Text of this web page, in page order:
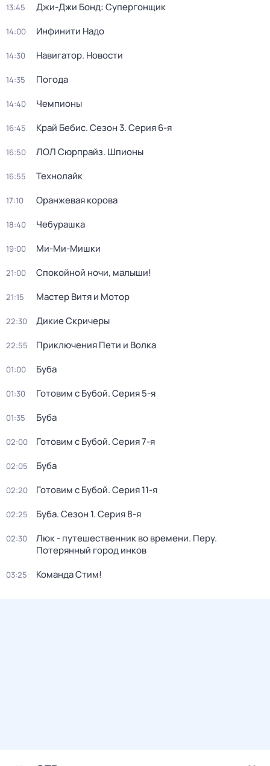
13:45 Джи-Джи Бонд: Супергонщик
14:00 Инфинити Надо
14:30 Навигатор. Новости
14:35 Погода
14:40 Чемпионы
16:45 Край Бебис. Сезон 3. Серия 6-я
16:50 ЛОЛ Сюрпрайз. Шпионы
16:55 Технолайк
17:10 Оранжевая корова
18:40 Чебурашка
19:00 Ми-Ми-Мишки
21:00 Спокойной ночи, малыши!
21:15 Мастер Витя и Мотор
22:30 Дикие Скричеры
22:55 Приключения Пети и Волка
01:00 Буба
01:30 Готовим с Бубой. Серия 5-я
01:35 Буба
02:00 Готовим с Бубой. Серия 7-я
02:05 Буба
02:20 Готовим с Бубой. Серия 11-я
02:25 Буба. Сезон 1. Серия 8-я
02:30
Люк - путешественник во времени. Перу.
Потерянный город инков
03:25 Команда Стим!